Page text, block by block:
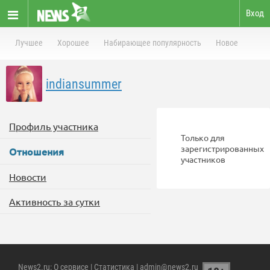
Вход
Лучшее Хорошее Набирающее популярность Новое
indiansummer
Профиль участника
Отношения
Новости
Активность за сутки
Только для
зарегистрированных
участников
News2.ru: О сервисе | Статистика | admin@news2.ru